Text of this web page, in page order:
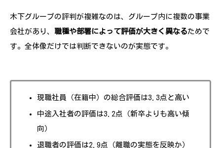
木下グループの評判が複雑なのは、グループ内に複数の事業
会社があり、 職種や部署によって評価が大きく異なるためで
す。全体像だけでは判断できないのが実態です。
現職社員（在籍中）の総合評価は3.3点と高い
中途入社者の評価は3.2点（新卒よりも高い傾
向）
退職者の評価は2.9点（離職の実態を反映か）